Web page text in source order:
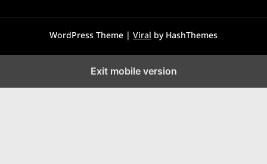
WordPress Theme | Viral by HashThemes
Exit mobile version